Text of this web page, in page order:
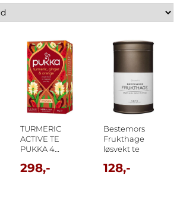
TURMERIC
ACTIVE TE
PUKKA 4
poser
298,-
Bestemors
Frukthage
løsvekt te
128,-